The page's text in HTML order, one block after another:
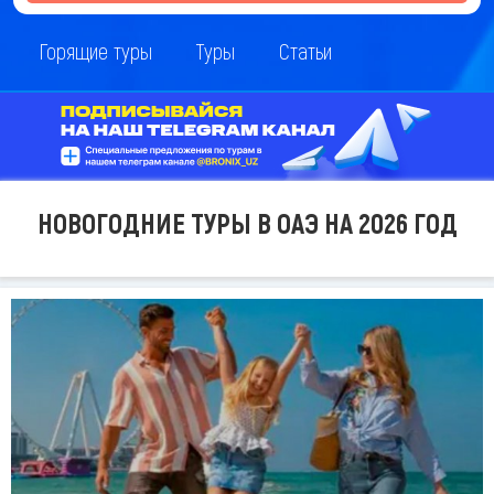
Горящие туры Туры Статьи
НОВОГОДНИЕ ТУРЫ В ОАЭ НА 2026 ГОД